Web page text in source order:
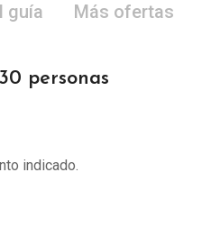
guía Más ofertas
personas
indicado.